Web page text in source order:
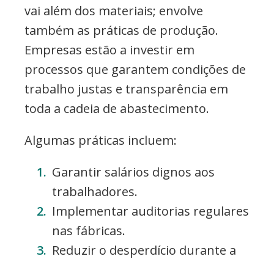
vai além dos materiais; envolve
também as práticas de produção.
Empresas estão a investir em
processos que garantem condições de
trabalho justas e transparência em
toda a cadeia de abastecimento.
Algumas práticas incluem:
Garantir salários dignos aos
trabalhadores.
Implementar auditorias regulares
nas fábricas.
Reduzir o desperdício durante a